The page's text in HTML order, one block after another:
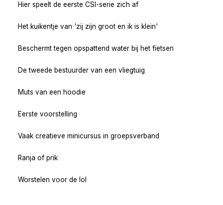
Hier speelt de eerste CSI-serie zich af
Het kuikentje van 'zij zijn groot en ik is klein'
Beschermt tegen opspattend water bij het fietsen
De tweede bestuurder van een vliegtuig
Muts van een hoodie
Eerste voorstelling
Vaak creatieve minicursus in groepsverband
Ranja of prik
Worstelen voor de lol